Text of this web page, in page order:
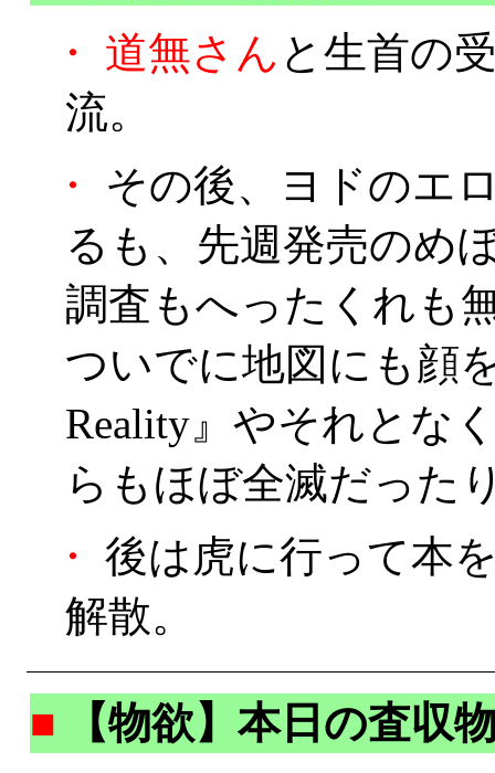
・
道無さん と生首の
流。
・
その後、ヨドのエ
るも、先週発売のめ
調査もへったくれも
ついでに地図にも顔
Reality』やそれとな
らもほぼ全滅だった
・
後は虎に行って本
解散。
■
【物欲】本日の査収